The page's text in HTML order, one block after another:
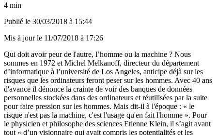
4 min
Publié le 30/03/2018 à 15:44
Mis à jour le 11/07/2018 à 17:26
Qui doit avoir peur de l'autre, l’homme ou la machine ? Nous
sommes en 1972 et Michel Melkanoff, directeur du département
d’informatique à l’université de Los Angeles, anticipe déjà sur les
risques que les ordinateurs feront peser sur les hommes. Avec 40 ans
d'avance il dénonce la crainte de voir des banques de données
personnelles stockées dans des ordinateurs et réutilisées par la suite
pour faire pression sur les hommes. Mais dit-il à l'époque : « le
risque n'est pas la machine, c'est l'usage qu'en fait l'homme ». Pour
le physicien et philosophe des sciences Etienne Klein, il s’agit avant
tout « d’un visionnaire qui avait compris les potentialités et les